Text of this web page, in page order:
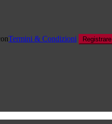
Termini & Condizioni Registrare